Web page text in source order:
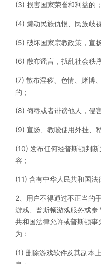
(3) 损害国家荣誉和利益的；
(4) 煽动民族仇恨、民族歧
(5) 破坏国家宗教政策，宣
(6) 散布谣言，扰乱社会秩
(7) 散布淫秽、色情、赌博
的；
(8) 侮辱或者诽谤他人，侵
(9) 宣扬、教唆使用外挂、
(10) 发布任何经普斯顿判
容；
(11) 含有中华人民共和国法
2、用户不得通过不正当的
游戏、普斯顿游戏服务或
共和国法律允许或普斯顿
为：
(1) 删除游戏软件及其副本